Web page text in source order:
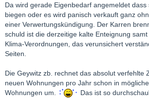
Da wird gerade Eigenbedarf angemeldet dass
biegen oder es wird panisch verkauft ganz
einer Verwertungskündigung. Der Karren
schuld ist die derzeitige kalte Enteignung
Klima-Verordnungen, das verunsichert
Seiten.
Die Geywitz zb. rechnet das absolut verfehlte
neuen Wohnungen pro Jahr schon in
Wohnungen um.
Das ist so